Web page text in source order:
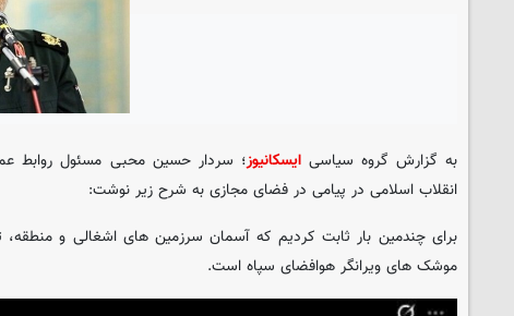
به گزارش گروه سیاسیایسکانیوز؛ سردار حسین محبی مسئول روابط
انقلاب اسلامی در پیامی در فضای مجازی به شرح زیر نوشت:
برای چندمین بار ثابت کردیم که آسمان سرزمین های اشغالی و
موشک های ویرانگر هوافضای سپاه است.